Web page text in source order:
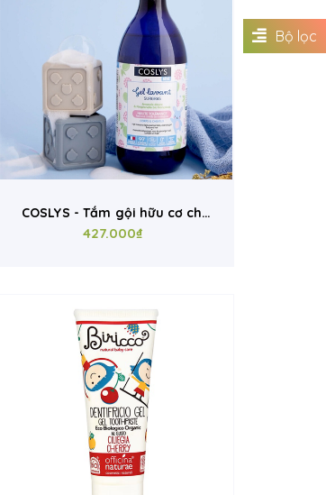
COSLYS - Tắm gội hữu cơ cho
bé 2IN1 (dạng gel; 500ml)
427.000₫
Bộ lọc